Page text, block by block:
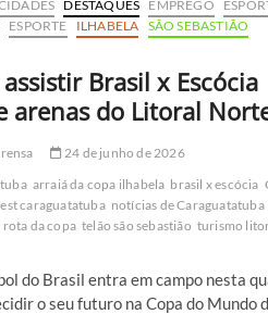
DESTAQUES EMPREGO
ESPORTE ILHABELA SÃO SEBASTIÃO
Brasil x Escócia
arenas do Litoral
24 de junho de 2026
arraiá da copa ilhabela brasil x escócia
caraguatatuba notícias de Caraguatatuba
rota da copa telão são sebastião turismo
do Brasil entra em campo nesta
o seu futuro na Copa do Mundo